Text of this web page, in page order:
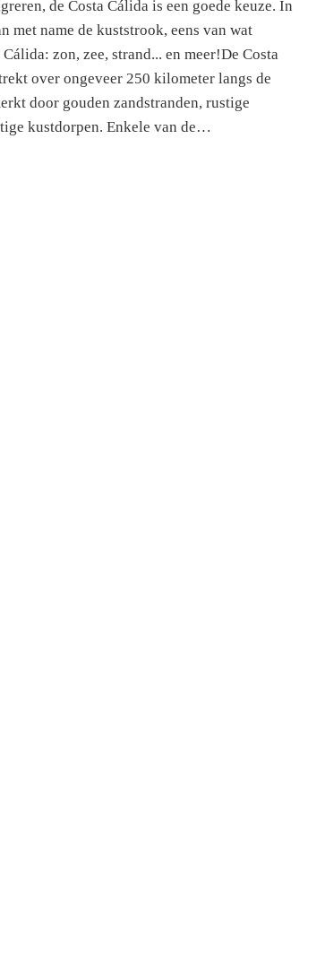
de Costa Cálida is een goede keuze. In
name de kuststrook, eens van wat
zon, zee, strand... en meer!De Costa
over ongeveer 250 kilometer langs de
door gouden zandstranden, rustige
kustdorpen. Enkele van de…